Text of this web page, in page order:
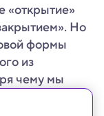
«открытие»
Но
формы
из
чему мы